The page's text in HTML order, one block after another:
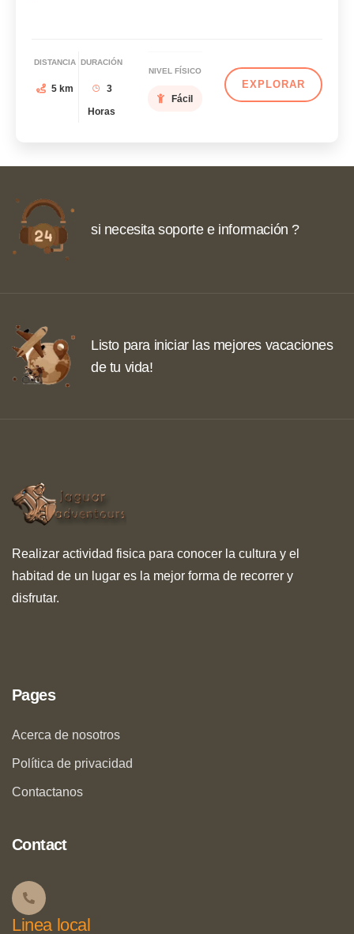
DISTANCIA
5 km
DURACIÓN
3
Horas
NIVEL FÍSICO
Fácil
EXPLORAR
si necesita soporte e información ?
Listo para iniciar las mejores vacaciones
de tu vida!
Realizar actividad fisica para conocer la cultura y el
habitad de un lugar es la mejor forma de recorrer y
disfrutar.
Pages
Acerca de nosotros
Política de privacidad
Contactanos
Contact
Linea local